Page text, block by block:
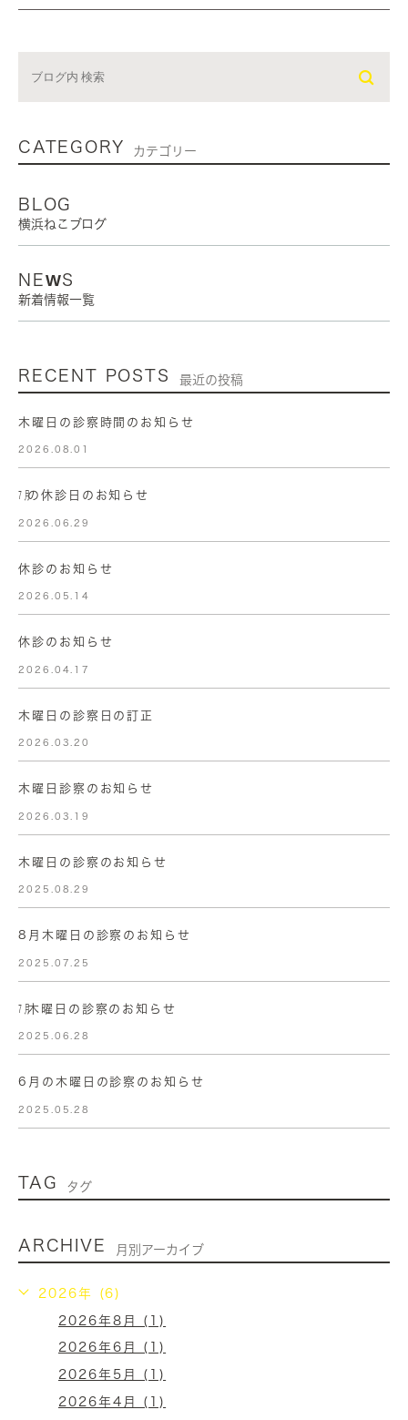
CATEGORY カテゴリー
BLOG
横浜ねこブログ
NEWS
新着情報一覧
RECENT POSTS 最近の投稿
木曜日の診察時間のお知らせ
2026.08.01
㋆の休診日のお知らせ
2026.06.29
休診のお知らせ
2026.05.14
休診のお知らせ
2026.04.17
木曜日の診察日の訂正
2026.03.20
木曜日診察のお知らせ
2026.03.19
木曜日の診察のお知らせ
2025.08.29
8月木曜日の診察のお知らせ
2025.07.25
㋆木曜日の診察のお知らせ
2025.06.28
6月の木曜日の診察のお知らせ
2025.05.28
TAG タグ
ARCHIVE 月別アーカイブ
2026年 (6)
2026年8月 (1)
2026年6月 (1)
2026年5月 (1)
2026年4月 (1)